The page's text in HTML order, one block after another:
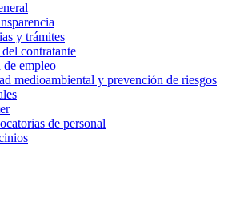
y trámites
contratante
de empleo
medioambiental y prevención de riesgos
de personal